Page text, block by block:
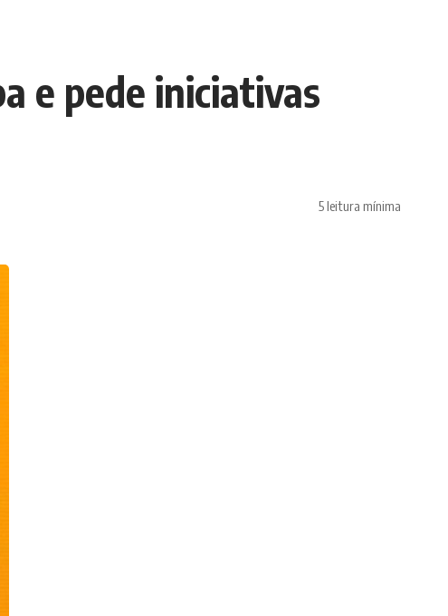
e pede iniciativas
5 leitura mínima